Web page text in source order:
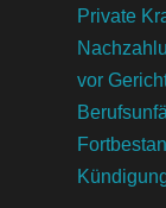
Private
vor